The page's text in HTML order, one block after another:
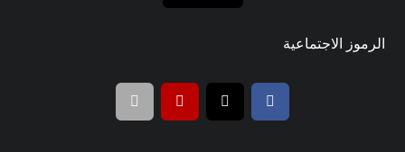
الرموز الاجتماعية